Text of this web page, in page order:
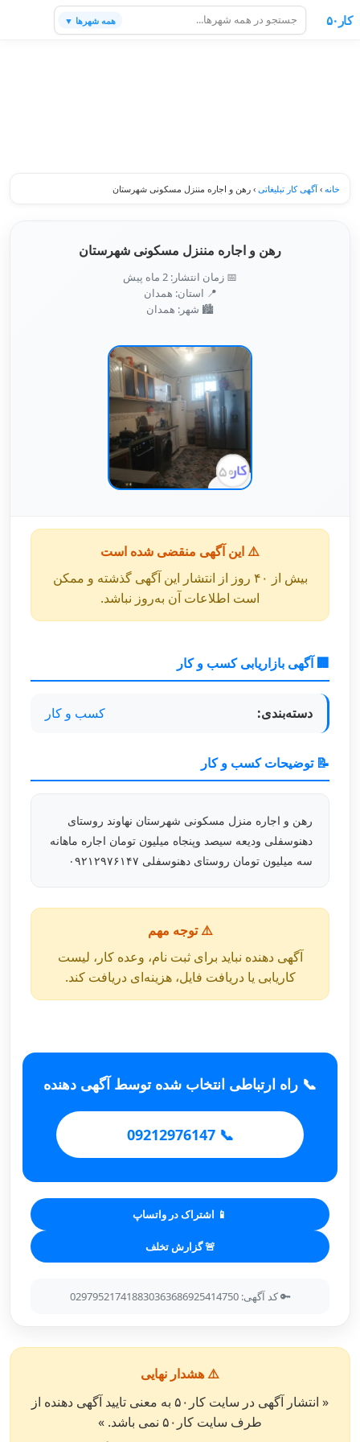
کار۵۰ همه شهرها ▼
خانه ›آگهی کار تبلیغاتی › رهن و اجاره مننزل مسکونی شهرستان
رهن و اجاره مننزل مسکونی شهرستان
📅 زمان انتشار: 2 ماه پیش
📍 استان: همدان
🏙️ شهر: همدان
⚠️ این آگهی منقضی شده است
بیش از ۴۰ روز از انتشار این آگهی گذشته و ممکن
است اطلاعات آن به‌روز نباشد.
🏢 آگهی بازاریابی کسب و کار
دسته‌بندی: کسب و کار
📝 توضیحات کسب و کار
رهن و اجاره منزل مسکونی شهرستان نهاوند روستای
دهنوسفلی ودیعه سیصد وپنجاه میلیون تومان اجاره ماهانه
سه میلیون تومان روستای دهنوسفلی ۰۹۲۱۲۹۷۶۱۴۷
⚠️ توجه مهم
آگهی دهنده نباید برای ثبت نام، وعده کار، لیست
کاریابی یا دریافت فایل، هزینه‌ای دریافت کند.
📞 راه ارتباطی انتخاب شده توسط آگهی دهنده
📞 09212976147
📱 اشتراک در واتساپ
🚨 گزارش تخلف
🔑 کد آگهی: 029795217418830363686925414750
⚠️ هشدار نهایی
« انتشار آگهی در سایت کار۵۰ به معنی تایید آگهی دهنده از
طرف سایت کار۵۰ نمی باشد. »